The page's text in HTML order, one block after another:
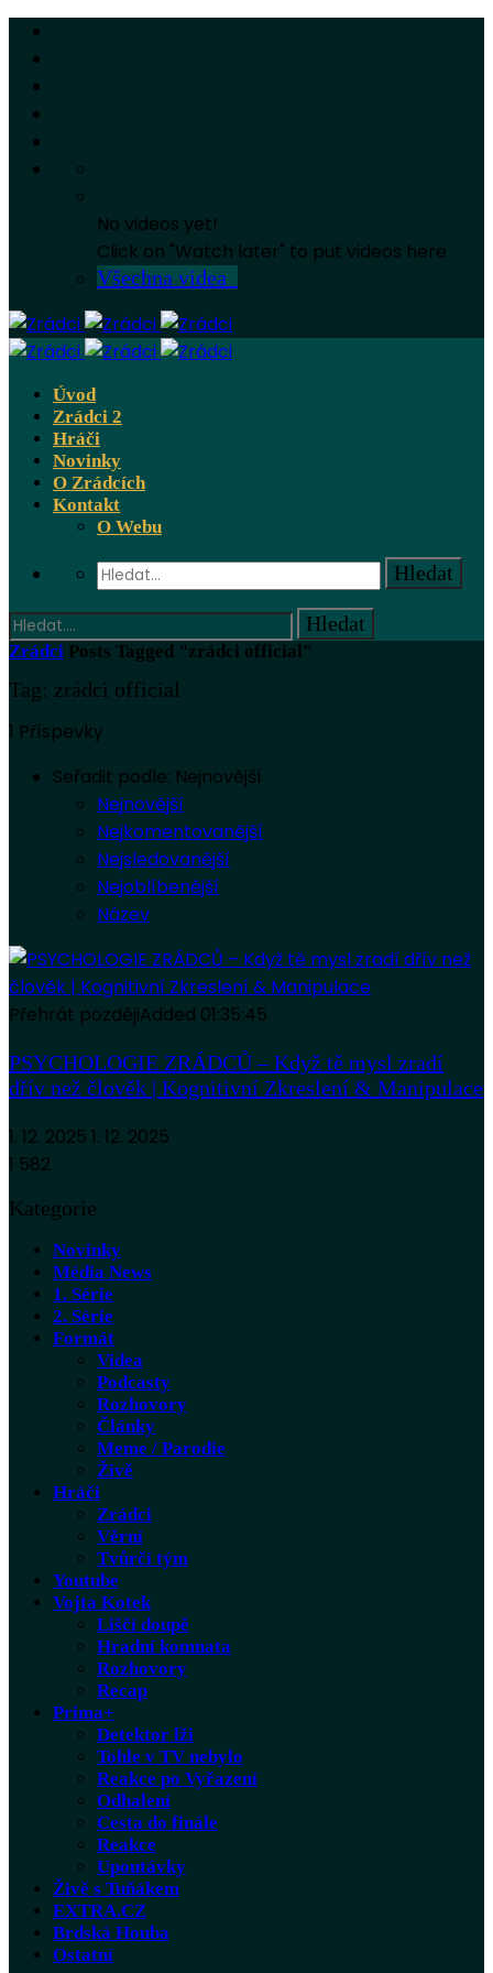
No videos yet!
Click on "Watch later" to put videos here
Všechna videa
Úvod
Zrádci 2
Hráči
Novinky
O Zrádcích
Kontakt
O Webu
Zrádci Posts Tagged "zrádci official"
Tag: zrádci official
1 Příspevky
Seřadit podle: Nejnovější
Nejnovější
Nejkomentovanější
Nejsledovanější
Nejoblíbenější
Název
Přehrát pozdějiAdded 01:35:45
PSYCHOLOGIE ZRÁDCŮ – Když tě mysl zradí
dřív než člověk | Kognitivní Zkreslení & Manipulace
1. 12. 2025 1. 12. 2025
1 582
Kategorie
Novinky
Média News
1. Série
2. Série
Formát
Videa
Podcasty
Rozhovory
Články
Meme / Parodie
Živě
Hráči
Zrádci
Věrní
Tvůrčí tým
Youtube
Vojta Kotek
Liščí doupě
Hradní komnata
Rozhovory
Recap
Prima+
Detektor lži
Tohle v TV nebylo
Reakce po Vyřazení
Odhalení
Cesta do finále
Reakce
Upoutávky
Živě s Tuňákem
EXTRA.CZ
Brdská Houba
Ostatní